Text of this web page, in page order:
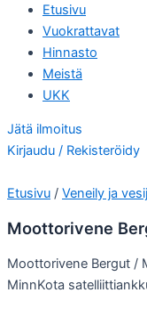
Etusivu
Vuokrattavat
Hinnasto
Meistä
UKK
Jätä ilmoitus
Kirjaudu / Rekisteröidy
Etusivu / Veneily ja
Moottorivene
Moottorivene Bergut /
MinnKota